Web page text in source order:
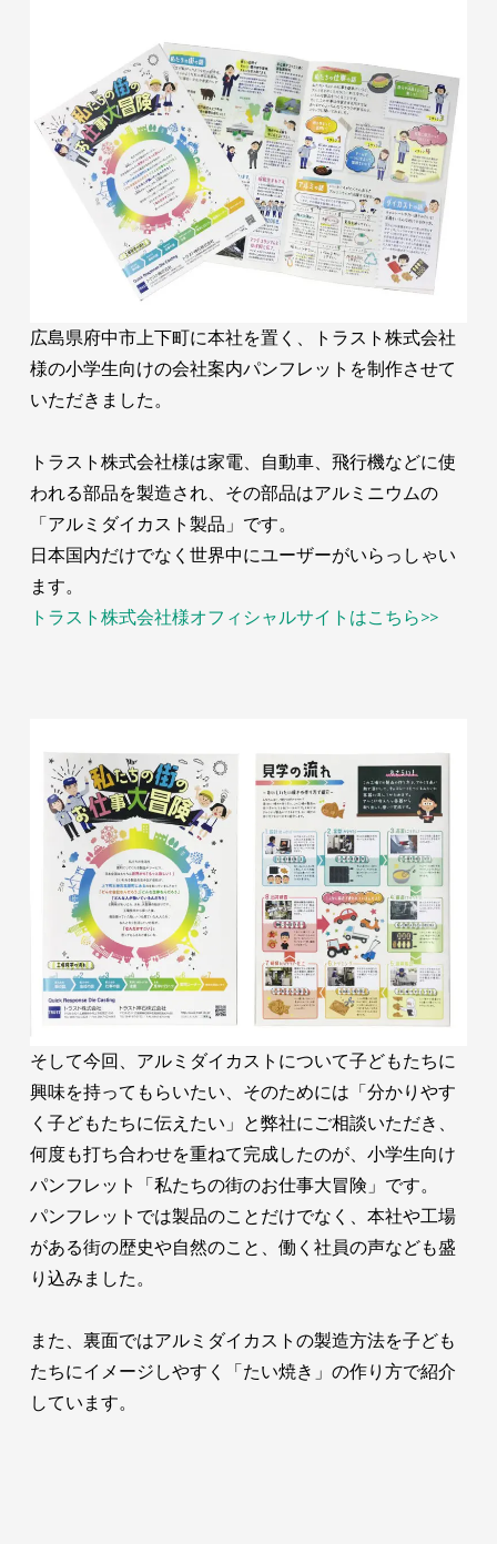
広島県府中市上下町に本社を置く、トラスト株式会社
様の小学生向けの会社案内パンフレットを制作させて
いただきました。
トラスト株式会社様は家電、自動車、飛行機などに使
われる部品を製造され、その部品はアルミニウムの
「アルミダイカスト製品」です。
日本国内だけでなく世界中にユーザーがいらっしゃい
ます。
トラスト株式会社様オフィシャルサイトはこちら>>
そして今回、アルミダイカストについて子どもたちに
興味を持ってもらいたい、そのためには「分かりやす
く子どもたちに伝えたい」と弊社にご相談いただき、
何度も打ち合わせを重ねて完成したのが、小学生向け
パンフレット「私たちの街のお仕事大冒険」です。
パンフレットでは製品のことだけでなく、本社や工場
がある街の歴史や自然のこと、働く社員の声なども盛
り込みました。
また、裏面ではアルミダイカストの製造方法を子ども
たちにイメージしやすく「たい焼き」の作り方で紹介
しています。